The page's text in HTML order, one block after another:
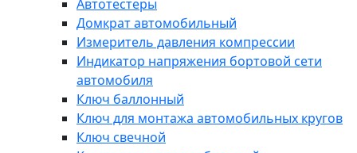
Автотестеры
Домкрат автомобильный
Измеритель давления компрессии
Индикатор напряжения бортовой сети
автомобиля
Ключ баллонный
Ключ для монтажа автомобильных кругов
Ключ свечной